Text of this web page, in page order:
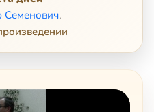
Семенович.